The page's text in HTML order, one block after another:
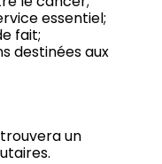
essentiel;
fait;
destinées aux
un